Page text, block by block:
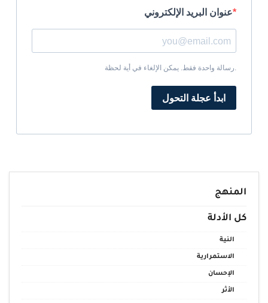
عنوان البريد الإلكتروني
رسالة واحدة فقط. يمكن الإلغاء في أية لحظة.
ابدأ عجلة التحول
المنهج
كل الأدلة
النية
الاستمرارية
الإحسان
الأثر